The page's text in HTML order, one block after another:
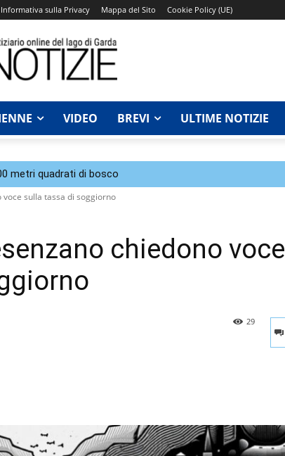
Informativa sulla Privacy Mappa del Sito Cookie Policy (UE)
VIDEO BREVI ULTIME NOTIZIE
metri quadrati di bosco
sulla tassa di soggiorno
chiedono voce
29